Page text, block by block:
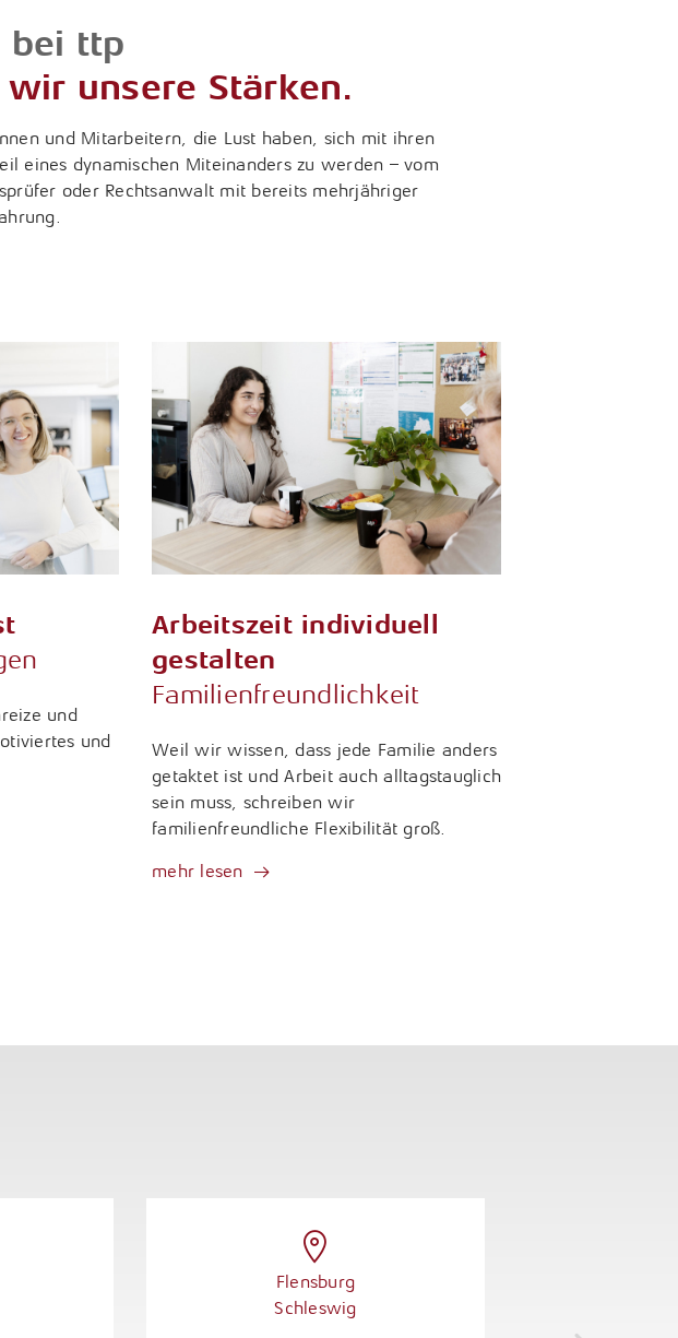
bei ttp
unsere Stärken.
und Mitarbeitern, die Lust haben, sich mit ihren
eines dynamischen Miteinanders zu werden – vom
oder Rechtsanwalt mit bereits mehrjähriger
und
und
Arbeitszeit individuell
gestalten
Familienfreundlichkeit
Weil wir wissen, dass jede Familie anders
getaktet ist und Arbeit auch alltagstauglich
sein muss, schreiben wir
familienfreundliche Flexibilität groß.
mehr lesen
Flensburg
Schleswig